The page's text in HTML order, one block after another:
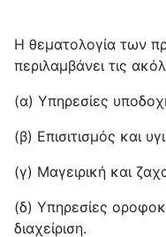
Η θεματολογία των
περιλαμβάνει τις
(α) Υπηρεσίες
(β) Επισιτισμός και
(γ) Μαγειρική και
(δ) Υπηρεσίες
διαχείριση.